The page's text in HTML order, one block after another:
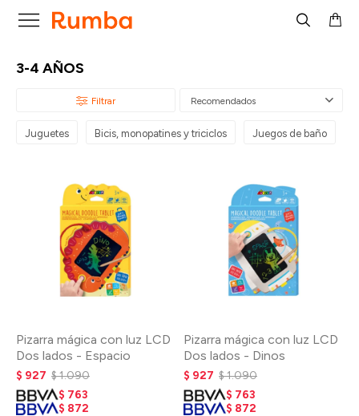

3-4 AÑOS
Recomendados
Juguetes Bicis, monopatines y triciclos Juegos de baño
Pizarra mágica con luz LCD
Dos lados - Espacio
$ 927 $1.090
$ 763
$ 872
Pizarra mágica con luz LCD
Dos lados - Dinos
$ 927 $1.090
$ 763
$ 872